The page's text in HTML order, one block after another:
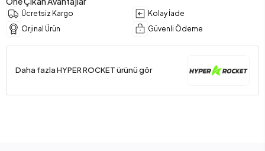
Ücretsiz Kargo
Kolay İade
Orjinal Ürün
Güvenli Ödeme
Daha fazla HYPER ROCKET ürünü gör